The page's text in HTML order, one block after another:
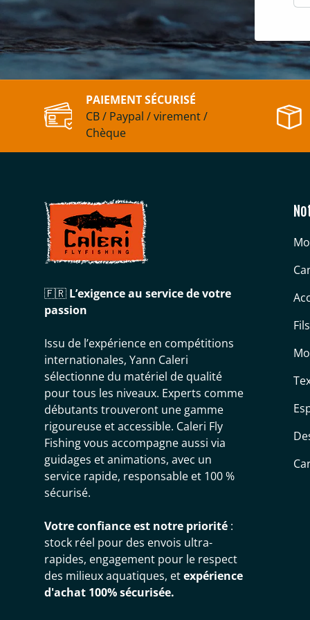
PAIEMENT SÉCURISÉ
CB / Paypal / virement /
Chèque
🇫🇷 L’exigence au service de votre
passion
Issu de l’expérience en compétitions
internationales, Yann Caleri
sélectionne du matériel de qualité
pour tous les niveaux. Experts comme
débutants trouveront une gamme
rigoureuse et accessible. Caleri Fly
Fishing vous accompagne aussi via
guidages et animations, avec un
service rapide, responsable et 100 %
sécurisé.
Votre confiance est notre priorité :
stock réel pour des envois ultra-
rapides, engagement pour le respect
des milieux aquatiques, etexpérience
d'achat 100% sécurisée.